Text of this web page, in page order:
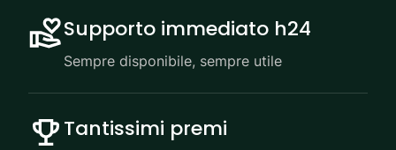
Supporto immediato h24
Sempre disponibile, sempre utile
Tantissimi premi